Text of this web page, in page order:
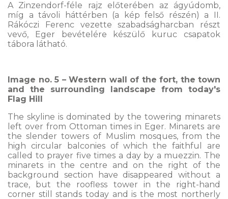
A Zinzendorf-féle rajz előterében az ágyúdomb,
míg a távoli háttérben (a kép felső részén) a II.
Rákóczi Ferenc vezette szabadságharcban részt
vevő, Eger bevételére készülő kuruc csapatok
tábora látható.
Image no. 5 – Western wall of the fort, the town
and the surrounding landscape from today's
Flag Hill
The skyline is dominated by the towering minarets
left over from Ottoman times in Eger. Minarets are
the slender towers of Muslim mosques, from the
high circular balconies of which the faithful are
called to prayer five times a day by a muezzin. The
minarets in the centre and on the right of the
background section have disappeared without a
trace, but the roofless tower in the right-hand
corner still stands today and is the most northerly